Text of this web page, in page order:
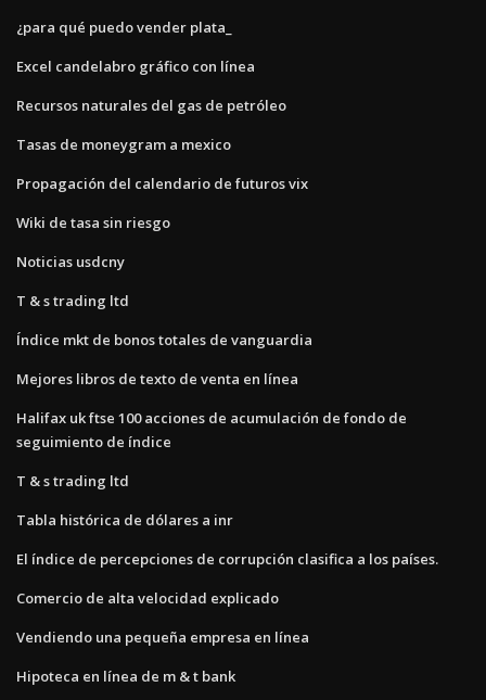
¿para qué puedo vender plata_
Excel candelabro gráfico con línea
Recursos naturales del gas de petróleo
Tasas de moneygram a mexico
Propagación del calendario de futuros vix
Wiki de tasa sin riesgo
Noticias usdcny
T & s trading ltd
Índice mkt de bonos totales de vanguardia
Mejores libros de texto de venta en línea
Halifax uk ftse 100 acciones de acumulación de fondo de
seguimiento de índice
T & s trading ltd
Tabla histórica de dólares a inr
El índice de percepciones de corrupción clasifica a los países.
Comercio de alta velocidad explicado
Vendiendo una pequeña empresa en línea
Hipoteca en línea de m & t bank